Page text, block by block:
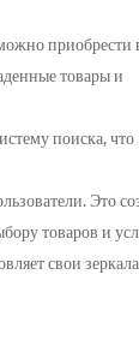
приобрести
товары и
поиска, что
Это
товаров и
свои